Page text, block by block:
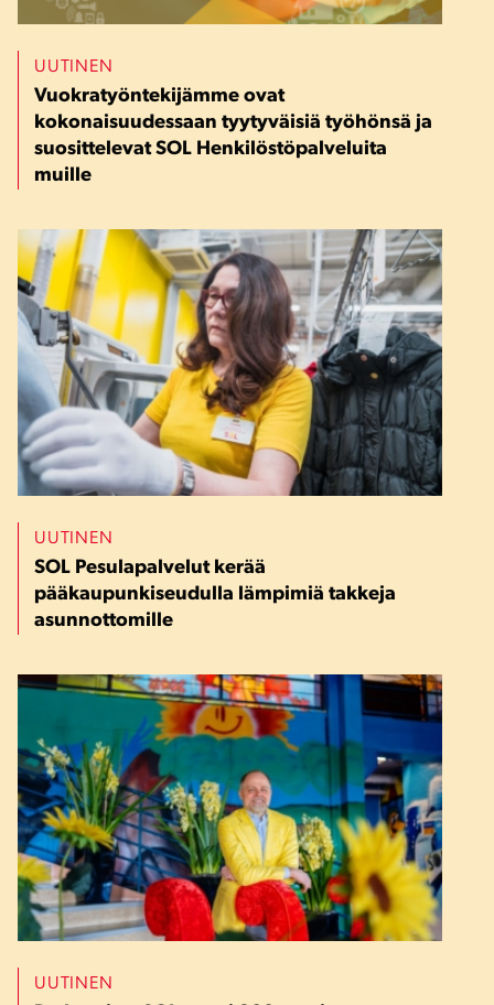
UUTINEN
Vuokratyöntekijämme ovat
kokonaisuudessaan tyytyväisiä työhönsä ja
suosittelevat SOL Henkilöstöpalveluita
muille
UUTINEN
SOL Pesulapalvelut kerää
pääkaupunkiseudulla lämpimiä takkeja
asunnottomille
UUTINEN